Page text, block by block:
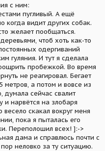
с ним:
пугливый. А ещё
когда видит других собак.
желает пообщаться.
чтоб хоть как-то
одергиваний
гуляния. И тут я сделала
пробежкой. Во время
не реагировал. Бегает
метров, а потом и вовсе из
думала сейчас свалит
и нарвётся на злобаря
весело скакал вокруг меня
пока я пыталась его
Переполошил всех! ]:->
дама и справлюсь почти с
неловко за ту ситуацию.